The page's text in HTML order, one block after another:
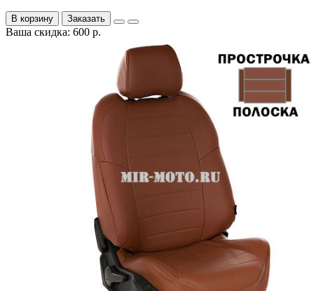
В корзину Заказать
Ваша скидка: 600 р.